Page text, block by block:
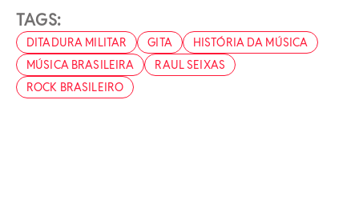
TAGS:
DITADURA MILITAR GITA
HISTÓRIA DA MÚSICA
MÚSICA BRASILEIRA
RAUL SEIXAS
ROCK BRASILEIRO